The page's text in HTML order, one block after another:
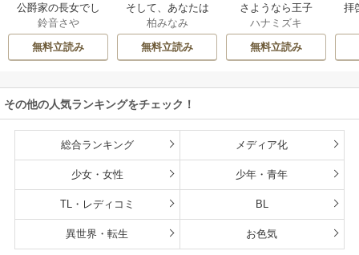
公爵家の長女でし
た
鈴音さや
無料立読み
そして、あなたは
私を捨てる
柏みなみ
無料立読み
さようなら王子
様、どうか私のこ
とは忘れてくださ
い
ハナミズキ
無料立読み
拝
その他の人気ランキングをチェック！
総合ランキング メディア化
少女・女性 少年・青年
TL・レディコミ BL
異世界・転生 お色気